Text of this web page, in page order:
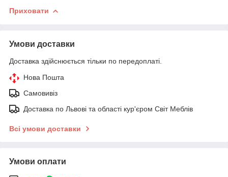
Приховати
Умови доставки
Доставка здійснюється тільки по передоплаті.
Нова Пошта
Самовивіз
Доставка по Львові та області кур'єром Світ Меблів
Всі умови доставки
Умови оплати